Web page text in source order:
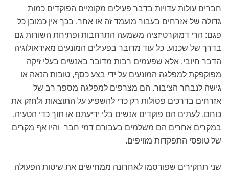
חברים עולות עדויות בדבר פעילים מקומיים הפוקדים כמות
גדולה של אזרחים בעבור מועמד זה או אחר. בכך אין כמובן כל
פגם: הרי דמוקרטיזציה משמעה התרחבות ופתיחת השורות גם
בדרך של שכנוע. כל עוד מדובר בפעילים המונעים מאידאולוגיה
הדבר חיובי. אלא שפעמים רבות מדובר באנשים בעלי זיקה
מפוקפקת למפלגה המונעים על ידי בצע כסף, טובות הנאה או
גישה לנבחר הציבור. הם מצרפים למפלגה מספר רב של
אזרחים בדרכים פסולות רק כדי להשפיע על התוצאות ולחזק את
כוחם. לעתים הם פוקדים אנשים בלי ידיעתם או תוך כדי הטעיה,
במקרים אחרים הם משלמים בעבורם דמי חבר והיו אף מקרים
של טופסי התפקדות מזויפים.
שני תחקירים שפורסמו לאחרונה ממחישים את שיטות הפעולה